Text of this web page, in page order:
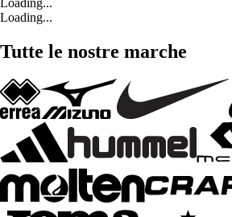
Loading...
Loading...
Tutte le nostre marche